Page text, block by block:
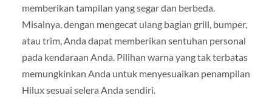
memberikan tampilan yang segar dan berbeda.
Misalnya, dengan mengecat ulang bagian grill, bumper,
atau trim, Anda dapat memberikan sentuhan personal
pada kendaraan Anda. Pilihan warna yang tak terbatas
memungkinkan Anda untuk menyesuaikan penampilan
Hilux sesuai selera Anda sendiri.